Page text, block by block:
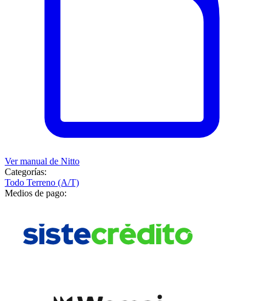
Ver manual de Nitto
Categorías:
Todo Terreno (A/T)
Medios de pago: